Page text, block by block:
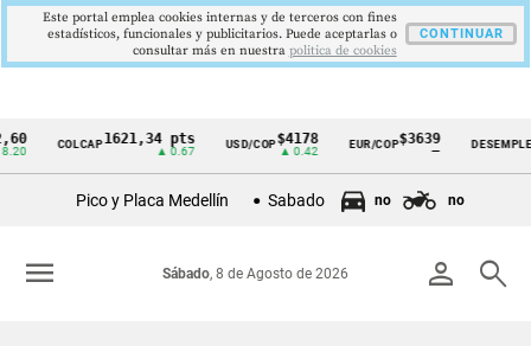
Cintillo
Colombia
COLCAP1621,34 pts USD/COP$4178
▲ 0.42
EUR/COP$3639
—
DESEMPLEO9,9
▼
Pico y Placa Medellín Sabado no no
person search
Sábado, 8 de Agosto de 2026
menu
Este portal emplea cookies internas y de terceros con fines
estadísticos, funcionales y publicitarios. Puede aceptarlas o
consultar más en nuestra politica de cookies
CONTINUAR